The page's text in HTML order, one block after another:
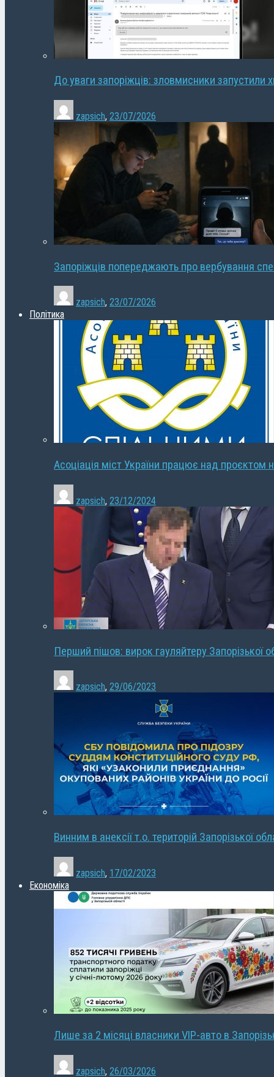
До уваги запоріжців: зловмисники запустили
zapsich, 23/07/2026
Запоріжців попереджають про вербування
zapsich, 23/07/2026
Політика
Асоціація міст України працює над проєктом
zapsich, 23/12/2024
Перший пішов: вирок гауляйтеру Запорізької
zapsich, 29/06/2023
Винним в анексії т.о. територій Запорізької
zapsich, 17/02/2023
Економіка
Лише за 2 місяці власники VIP-авто в
zapsich, 26/03/2026